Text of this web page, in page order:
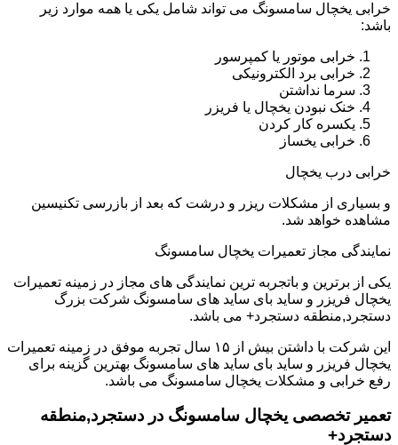
خرابی یخچال سامسونگ می تواند شامل یکی یا همه موارد زیر
باشد:
خرابی موتور یا کمپرسور
خرابی برد الکترونیکی
سرما نداشتن
خنک نبودن یخچال یا فریزر
یکسره کار کردن
خرابی یخساز
خرابی درب یخچال
و بسیاری از مشکلات ریزر و درشت که بعد از بازرسی تکنیسین
مشاهده خواهد شد.
نمایندگی مجاز تعمیرات یخچال سامسونگ
یکی از برترین و باتجربه ترین نمایندگی های مجاز در زمینه تعمیرات
یخچال فریزر و ساید بای ساید های سامسونگ شرکت بزرگ
دستجرد,منطقه دستجرد+ می باشد.
این شرکت با داشتن بیش از ۱۵ سال تجربه موفق در زمینه تعمیرات
یخچال فریزر و ساید بای ساید های سامسونگ بهترین گزینه برای
رفع خرابی و مشکلات یخچال سامسونگ می باشد.
تعمیر تخصصی یخچال سامسونگ در دستجرد,منطقه
دستجرد+